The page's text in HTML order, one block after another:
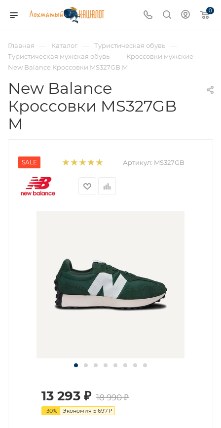
0
Главная — Каталог — Туристическая обувь —
Туристическая мужская обувь — Кроссовки мужские —
New Balance Кроссовки MS327GB M
New Balance
Кроссовки MS327GB
M
SALE Артикул: MS327GB
13 293 ₽ 18 990₽
-30% Экономия 5 697 ₽